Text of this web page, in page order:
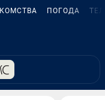
ПОГОДА